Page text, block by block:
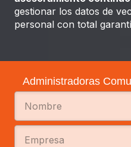
gestionar los datos de
personal con total
Administradoras